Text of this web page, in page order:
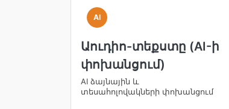
AI
Աուդիո-տեքստը (AI-ի
փոխանցում)
AI ձայնային և
տեսահոլովակների փոխանցում